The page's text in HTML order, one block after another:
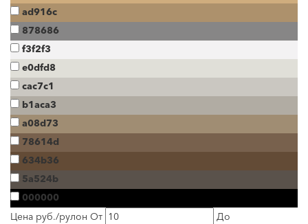
ad916c
878686
f3f2f3
e0dfd8
cac7c1
b1aca3
a08d73
78614d
634b36
5a524b
000000
Цена руб./рулон От До